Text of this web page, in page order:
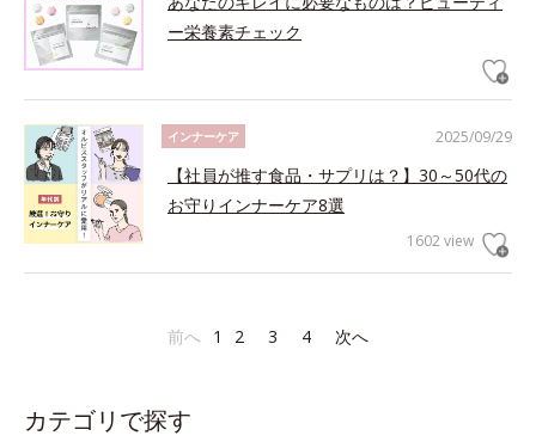
ー栄養素チェック
2025/09/29
インナーケア
【社員が推す食品・サプリは？】30～50代の
お守りインナーケア8選
1602 view
前へ 1 2 3 4 次へ
カテゴリで探す